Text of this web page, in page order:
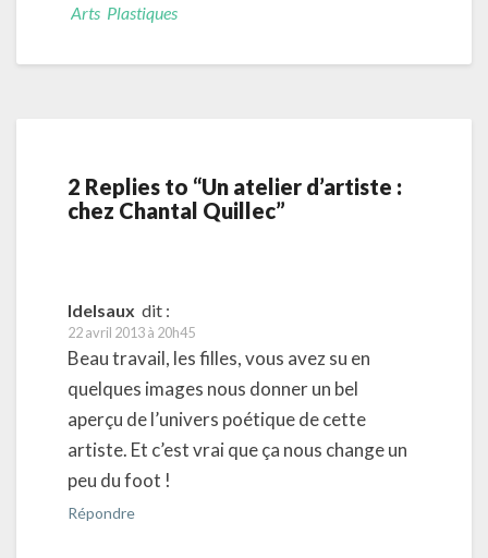
Arts Plastiques
2 Replies to “Un atelier d’artiste :
chez Chantal Quillec”
ldelsaux dit :
22 avril 2013 à 20h45
Beau travail, les filles, vous avez su en
quelques images nous donner un bel
aperçu de l’univers poétique de cette
artiste. Et c’est vrai que ça nous change un
peu du foot !
Répondre